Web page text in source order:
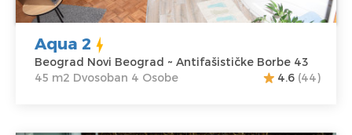
Aqua 2
Beograd Novi Beograd ~ Antifašističke Borbe 43
45 m2 Dvosoban 4 Osobe
4.6 (44)